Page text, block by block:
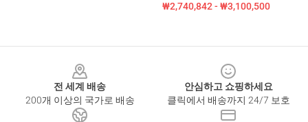
₩2,740,842 - ₩3,100,500
전 세계 배송
200개 이상의 국가로 배송
안심하고 쇼핑하세요
클릭에서 배송까지 24/7 보호